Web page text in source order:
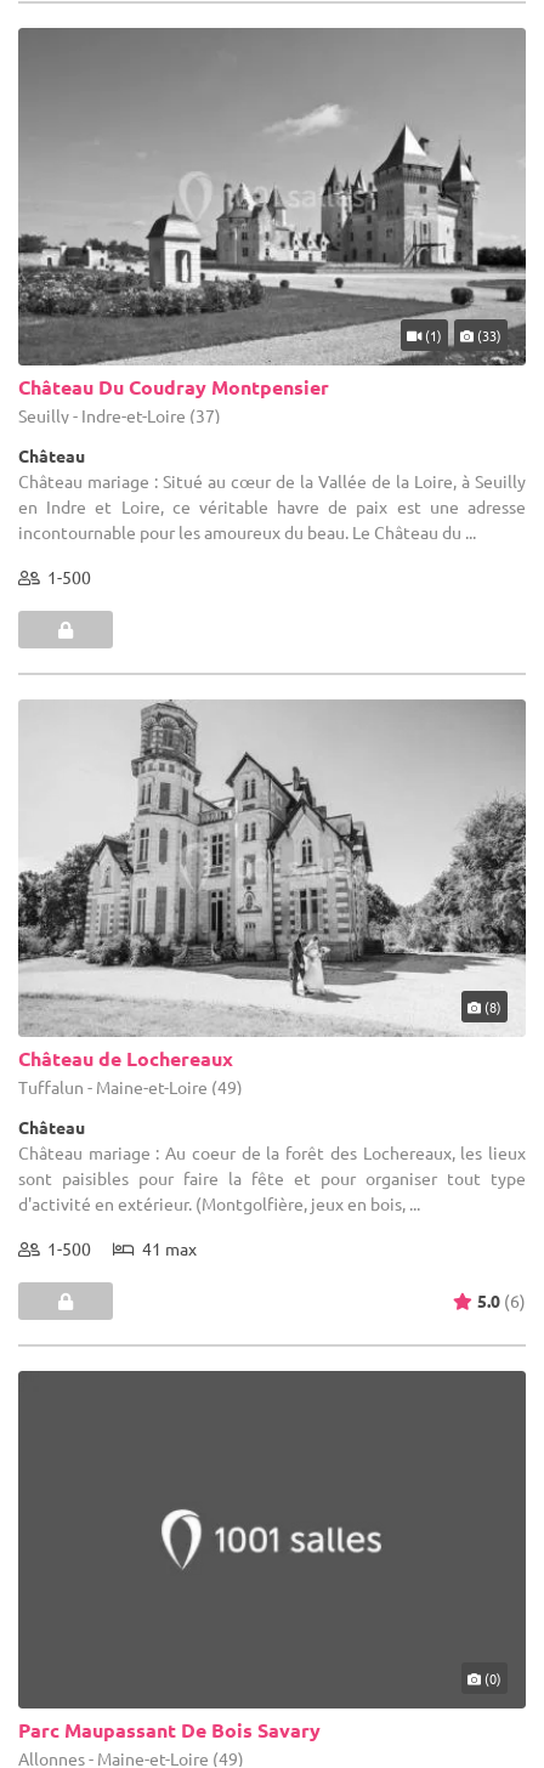
(1) (33)
Château Du Coudray Montpensier
Seuilly - Indre-et-Loire (37)
Château
Château mariage : Situé au cœur de la Vallée de la Loire, à Seuilly
en Indre et Loire, ce véritable havre de paix est une adresse
incontournable pour les amoureux du beau. Le Château du ...
1-500
(8)
Château de Lochereaux
Tuffalun - Maine-et-Loire (49)
Château
Château mariage : Au coeur de la forêt des Lochereaux, les lieux
sont paisibles pour faire la fête et pour organiser tout type
d'activité en extérieur. (Montgolfière, jeux en bois, ...
1-500 41 max
5.0 (6)
(0)
Parc Maupassant De Bois Savary
Allonnes - Maine-et-Loire (49)